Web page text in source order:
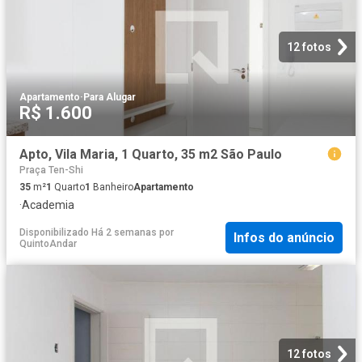
12 fotos
Apartamento·Para Alugar
R$ 1.600
Apto, Vila Maria, 1 Quarto, 35 m2 São Paulo
Praça Ten-Shi
35 m²1 Quarto1 BanheiroApartamento
·Academia
Disponibilizado Há 2 semanas por
QuintoAndar
Infos do anúncio
12 fotos